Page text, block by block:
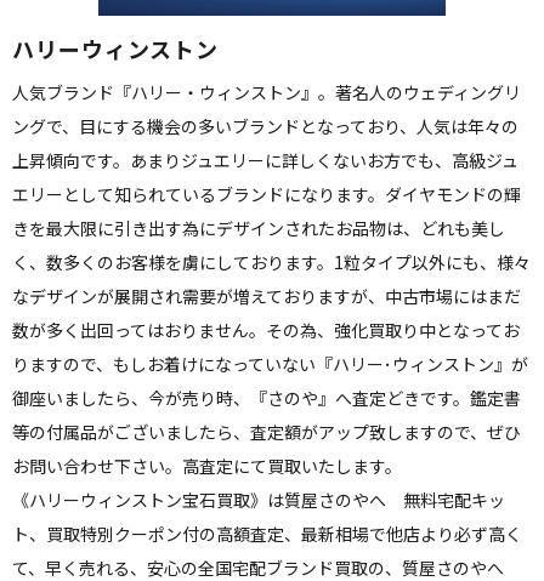
ハリーウィンストン
人気ブランド『ハリー・ウィンストン』。著名人のウェディングリ
ングで、目にする機会の多いブランドとなっており、人気は年々の
上昇傾向です。あまりジュエリーに詳しくないお方でも、高級ジュ
エリーとして知られているブランドになります。ダイヤモンドの輝
きを最大限に引き出す為にデザインされたお品物は、どれも美し
く、数多くのお客様を虜にしております。1粒タイプ以外にも、様々
なデザインが展開され需要が増えておりますが、中古市場にはまだ
数が多く出回ってはおりません。その為、強化買取り中となってお
りますので、もしお着けになっていない『ハリー･ウィンストン』が
御座いましたら、今が売り時、『さのや』へ査定どきです。鑑定書
等の付属品がございましたら、査定額がアップ致しますので、ぜひ
お問い合わせ下さい。高査定にて買取いたします。
《ハリーウィンストン宝石買取》は質屋さのやへ 無料宅配キッ
ト、買取特別クーポン付の高額査定、最新相場で他店より必ず高く
て、早く売れる、安心の全国宅配ブランド買取の、質屋さのやへ